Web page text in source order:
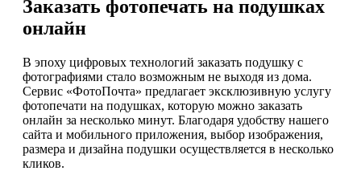
Заказать фотопечать на подушках
онлайн
В эпоху цифровых технологий заказать подушку с
фотографиями стало возможным не выходя из дома.
Сервис «ФотоПочта» предлагает эксклюзивную услугу
фотопечати на подушках, которую можно заказать
онлайн за несколько минут. Благодаря удобству нашего
сайта и мобильного приложения, выбор изображения,
размера и дизайна подушки осуществляется в несколько
кликов.